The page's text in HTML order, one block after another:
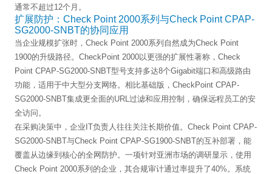
通常不超过12个月。
扩展防护：Check Point 2000系列与Check Point CPAP-
SG2000-SNBT的协同应用
当企业规模扩张时，Check Point 2000系列自然成为Check Point
1900的升级路径。CheckPoint 2000以更强的扩展性著称，Check
Point CPAP-SG2000-SNBT型号支持多达8个Gigabit端口和高级路由
功能，适用于中大型分支网络。相比基础版，CheckPoint CPAP-
SG2000-SNBT集成更全面的URL过滤和应用控制，确保远程员工的安
全访问。
在采购决策中，企业IT负责人往往关注长期价值。Check Point CPAP-
SG2000-SNBT与Check Point CPAP-SG1900-SNBT的互补部署，能
覆盖从边缘到核心的全网防护。一项针对亚洲市场的调研显示，使用
Check Point 2000系列的企业，其合规审计通过率提升了40%。系统